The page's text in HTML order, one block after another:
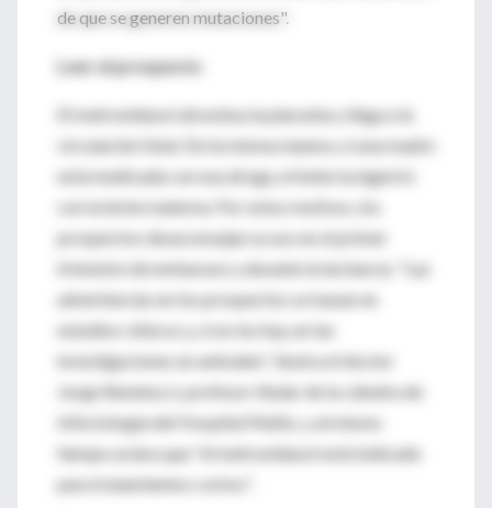
de que se generen mutaciones".
Leer el prospecto
El metronidazol atraviesa la placenta y llega a la
circulación fetal. De la misma manera, si una madre
está medicada con esa droga, el bebe la ingerirá
con la leche materna. Por estos motivos, los
prospectos desaconsejan su uso en el primer
trimestre de embarazo y durante la lactancia. "Las
advertencias en los prospectos se basan en
estudios clínicos y, si no los hay, en las
investigaciones en animales", ilustra el doctor
Jorge Benetucci, profesor titular de la cátedra de
Infectología del Hospital Muñiz, y al mismo
tiempo aclara que "el metronidazol está indicado
para tratamientos cortos".